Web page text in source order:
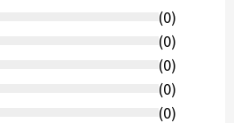
(0)
(0)
(0)
(0)
(0)